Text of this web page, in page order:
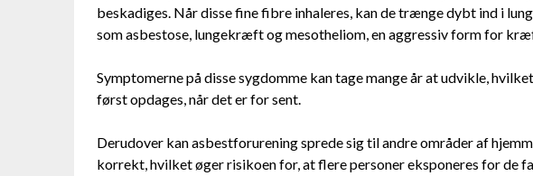
beskadiges. Når disse fine fibre inhaleres, kan de trænge dybt ind i
som asbestose, lungekræft og mesotheliom, en aggressiv form for
Symptomerne på disse sygdomme kan tage mange år at udvikle,
først opdages, når det er for sent.
Derudover kan asbestforurening sprede sig til andre områder af
korrekt, hvilket øger risikoen for, at flere personer eksponeres for de